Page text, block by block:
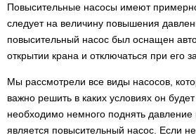
Повысительные насосы имеют
следует на величину повышения
повысительный насос был оснащен
открытии крана и отключаться при его
Мы рассмотрели все виды насосов,
важно решить в каких условиях он
необходимо немного поднять
является повысительный насос. Если